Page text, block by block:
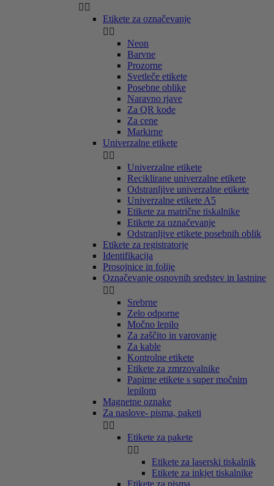
 
Etikete za označevanje
 
Neon
Barvne
Prozorne
Svetleče etikete
Posebne oblike
Naravno rjave
Za QR kode
Za cene
Markirne
Univerzalne etikete
 
Univerzalne etikete
Reciklirane univerzalne etikete
Odstranljive univerzalne etikete
Univerzalne etikete A5
Etikete za matrične tiskalnike
Etikete za označevanje
Odstranljive etikete posebnih oblik
Etikete za registratorje
Identifikacija
Prosojnice in folije
Označevanje osnovnih sredstev in lastnine
 
Srebrne
Zelo odporne
Močno lepilo
Za zaščito in varovanje
Za kable
Kontrolne etikete
Etikete za zmrzovalnike
Papirne etikete s super močnim
lepilom
Magnetne oznake
Za naslove- pisma, paketi
 
Etikete za pakete
 
Etikete za laserski tiskalnik
Etikete za inkjet tiskalnike
Etikete za pisma